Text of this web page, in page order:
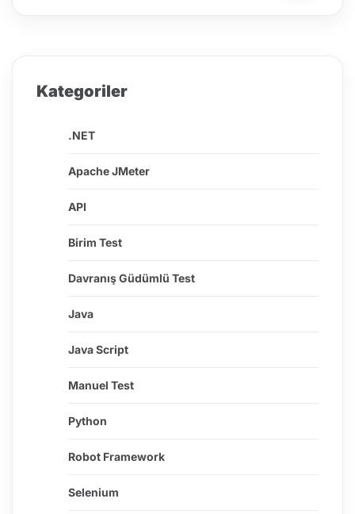
Kategoriler
.NET
Apache JMeter
API
Birim Test
Davranış Güdümlü Test
Java
Java Script
Manuel Test
Python
Robot Framework
Selenium